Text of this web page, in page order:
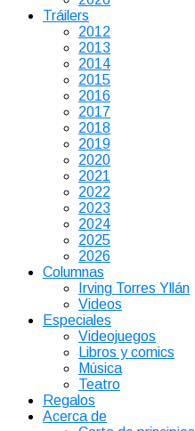
Tráilers
2012
2013
2014
2015
2016
2017
2018
2019
2020
2021
2022
2023
2024
2025
2026
Columnas
Irving Torres Yllán
Videos
Especiales
Videojuegos
Libros y comics
Música
Teatro
Regalos
Acerca de